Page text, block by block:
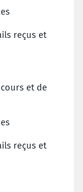
reçus et
et de
reçus et